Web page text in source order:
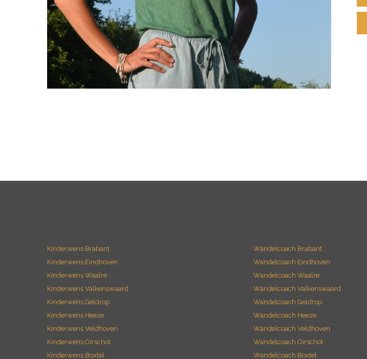
Kinderwens Brabant
Kinderwens Eindhoven
Kinderwens Waalre
Kinderwens Valkenswaard
Kinderwens Geldrop
Kinderwens Heeze
Kinderwens Veldhoven
Kinderwens Oirschot
Kinderwens Boxtel
Wandelcoach Brabant
Wandelcoach Eindhoven
Wandelcoach Waalre
Wandelcoach Valkenswaard
Wandelcoach Geldrop
Wandelcoach Heeze
Wandelcoach Veldhoven
Wandelcoach Oirschot
Wandelcoach Boxtel